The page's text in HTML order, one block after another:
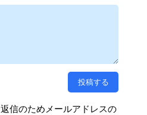
信のためメールアドレスの